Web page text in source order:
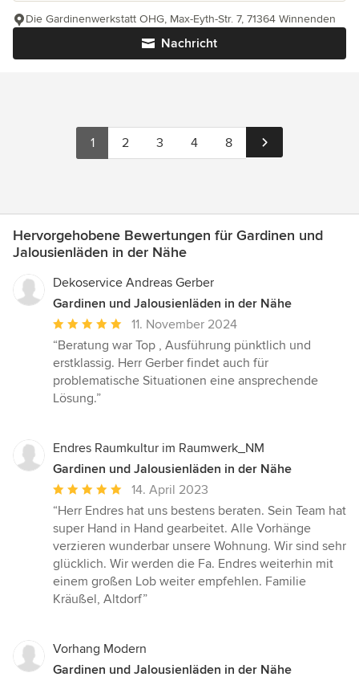
Nachricht
Die Gardinenwerkstatt OHG, Max-Eyth-Str. 7, 71364 Winnenden
1 2 3 4 8
Hervorgehobene Bewertungen für Gardinen und
Jalousienläden in der Nähe
Dekoservice Andreas Gerber
Gardinen und Jalousienläden in der Nähe
Durchschnittliche
Bewertung:
5
von
5
11. November 2024
“Beratung war Top , Ausführung pünktlich und
erstklassig. Herr Gerber findet auch für
problematische Situationen eine ansprechende
Lösung.”
Endres Raumkultur im Raumwerk_NM
Gardinen und Jalousienläden in der Nähe
Durchschnittliche
Bewertung:
5
von
5
Sternen
14. April 2023
“Herr Endres hat uns bestens beraten. Sein Team hat
super Hand in Hand gearbeitet. Alle Vorhänge
verzieren wunderbar unsere Wohnung. Wir sind sehr
glücklich. Wir werden die Fa. Endres weiterhin mit
einem großen Lob weiter empfehlen. Familie
Kräußel, Altdorf”
Vorhang Modern
Gardinen und Jalousienläden in der Nähe